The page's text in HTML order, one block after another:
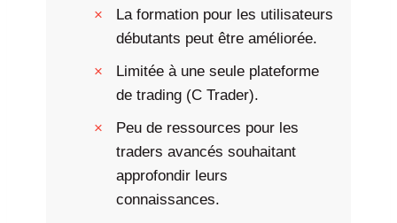
La formation pour les utilisateurs
débutants peut être améliorée.
Limitée à une seule plateforme
de trading (C Trader).
Peu de ressources pour les
traders avancés souhaitant
approfondir leurs
connaissances.